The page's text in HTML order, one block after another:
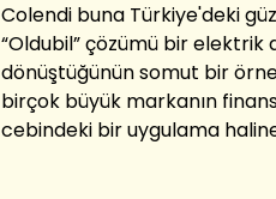
Colendi buna Türkiye'deki
“Oldubil” çözümü bir elektrik
dönüştüğünün somut bir
birçok büyük markanın
cebindeki bir uygulama